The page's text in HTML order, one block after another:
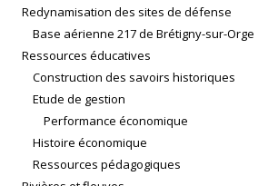
Redynamisation des sites de défense
Base aérienne 217 de Brétigny-sur-Orge
Ressources éducatives
Construction des savoirs historiques
Etude de gestion
Performance économique
Histoire économique
Ressources pédagogiques